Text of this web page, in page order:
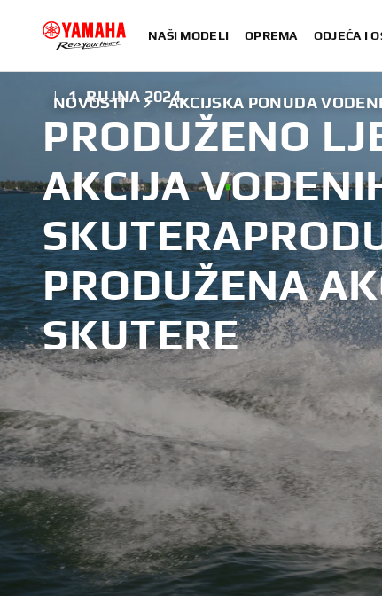
NAŠI MODELI OPREMA ODJEĆA I
NOVOSTI AKCIJSKA PONUDA
| 1. RUJNA 2024.
PRODUŽENO
AKCIJA
PRODUŽENA
SKUTERE